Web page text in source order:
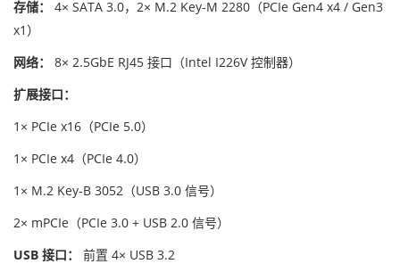
存储：
4× SATA 3.0，2× M.2 Key-M 2280（PCIe Gen4 x4 / Gen3
x1）
网络：
8× 2.5GbE RJ45 接口（Intel I226V 控制器）
扩展接口：
1× PCIe x16（PCIe 5.0）
1× PCIe x4（PCIe 4.0）
1× M.2 Key-B 3052（USB 3.0 信号）
2× mPCIe（PCIe 3.0 + USB 2.0 信号）
USB 接口：
前置 4× USB 3.2